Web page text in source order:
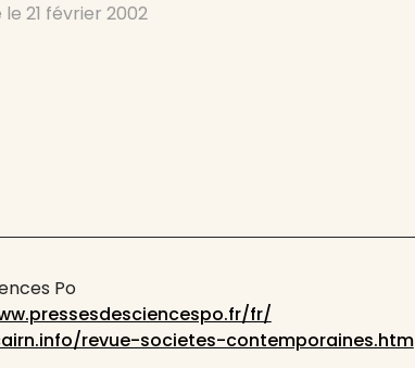
le21 février 2002
Po
fr/
revue-societes-contemporaines.htm